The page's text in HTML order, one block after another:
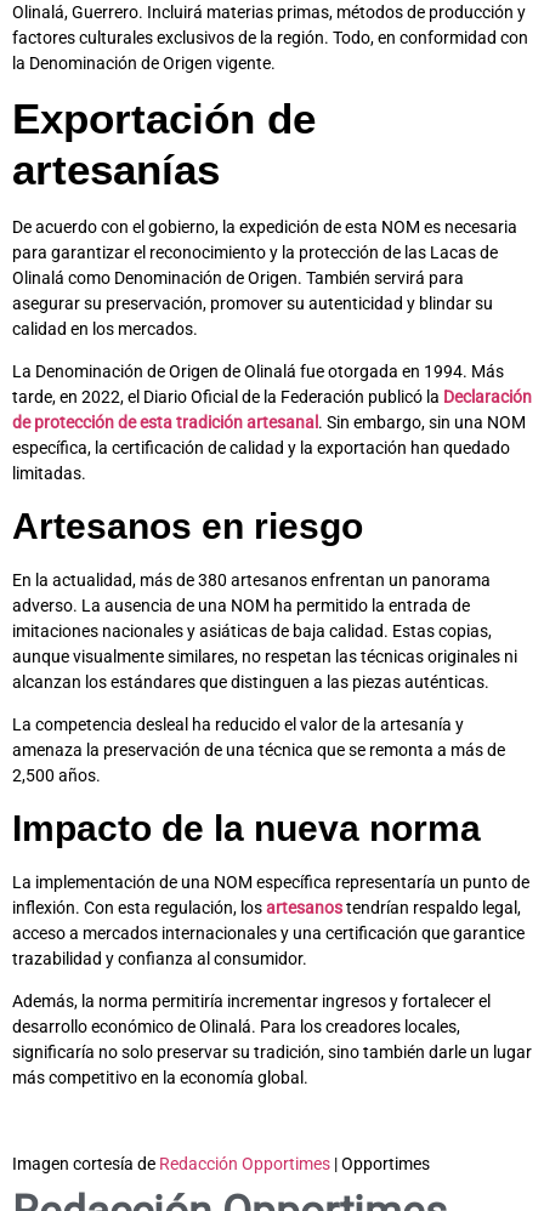
Olinalá, Guerrero. Incluirá materias primas, métodos de producción y
factores culturales exclusivos de la región. Todo, en conformidad con
la Denominación de Origen vigente.
Exportación de
artesanías
De acuerdo con el gobierno, la expedición de esta NOM es necesaria
para garantizar el reconocimiento y la protección de las Lacas de
Olinalá como Denominación de Origen. También servirá para
asegurar su preservación, promover su autenticidad y blindar su
calidad en los mercados.
La Denominación de Origen de Olinalá fue otorgada en 1994. Más
tarde, en 2022, el Diario Oficial de la Federación publicó la Declaración
de protección de esta tradición artesanal . Sin embargo, sin una NOM
específica, la certificación de calidad y la exportación han quedado
limitadas.
Artesanos en riesgo
En la actualidad, más de 380 artesanos enfrentan un panorama
adverso. La ausencia de una NOM ha permitido la entrada de
imitaciones nacionales y asiáticas de baja calidad. Estas copias,
aunque visualmente similares, no respetan las técnicas originales ni
alcanzan los estándares que distinguen a las piezas auténticas.
La competencia desleal ha reducido el valor de la artesanía y
amenaza la preservación de una técnica que se remonta a más de
2,500 años.
Impacto de la nueva norma
La implementación de una NOM específica representaría un punto de
inflexión. Con esta regulación, losartesanostendrían respaldo legal,
acceso a mercados internacionales y una certificación que garantice
trazabilidad y confianza al consumidor.
Además, la norma permitiría incrementar ingresos y fortalecer el
desarrollo económico de Olinalá. Para los creadores locales,
significaría no solo preservar su tradición, sino también darle un lugar
más competitivo en la economía global.
Imagen cortesía de Redacción Opportimes | Opportimes